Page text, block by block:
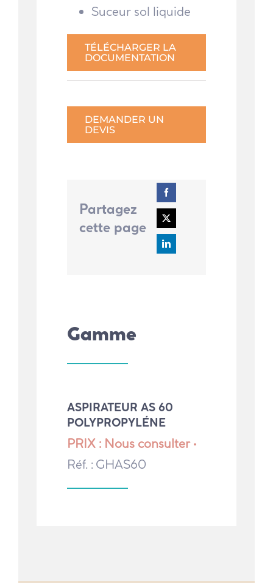
Suceur sol liquide
TÉLÉCHARGER LA
DOCUMENTATION
DEMANDER UN
DEVIS
Partagez
cette page
Gamme
ASPIRATEUR AS 60
POLYPROPYLÉNE
PRIX : Nous consulter •
Réf. : GHAS60